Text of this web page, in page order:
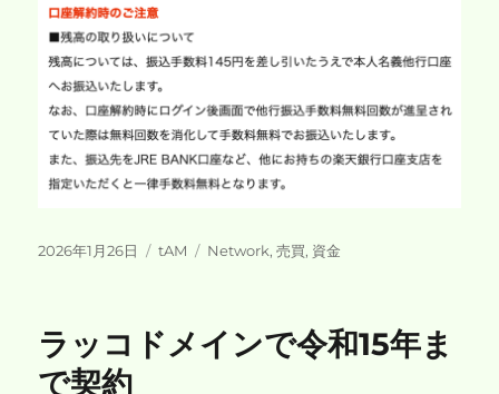
投
2026年1月26日
カ
ー
tAM
タ
Network,売買, 資金
ラッコドメインで令和15年ま
で契約